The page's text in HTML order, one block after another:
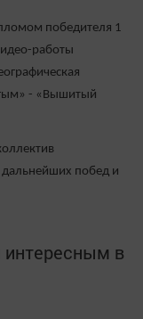
победителя 1
работы
- «Вышитый
побед и
в